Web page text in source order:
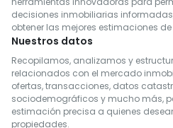
decisiones inmobiliarias
obtener las mejores estimaciones
Nuestros datos
Recopilamos, analizamos y
relacionados con el mercado
ofertas, transacciones, datos
sociodemográficos y mucho más,
estimación precisa a quienes
propiedades.